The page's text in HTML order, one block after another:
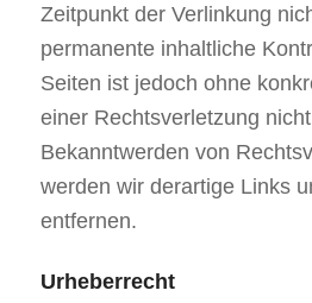
Zeitpunkt der Verlinkung
permanente inhaltliche
Seiten ist jedoch ohne
einer Rechtsverletzung
Bekanntwerden von
werden wir derartige Links
entfernen.
Urheberrecht